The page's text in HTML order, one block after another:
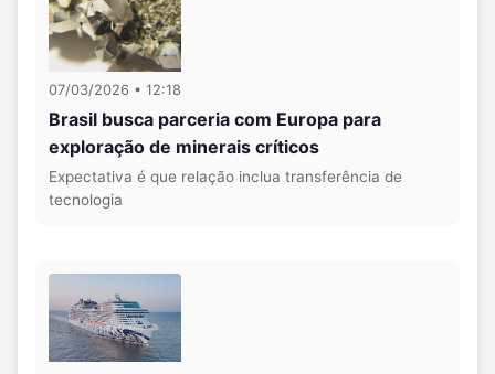
07/03/2026 • 12:18
Brasil busca parceria com Europa para
exploração de minerais críticos
Expectativa é que relação inclua transferência de
tecnologia